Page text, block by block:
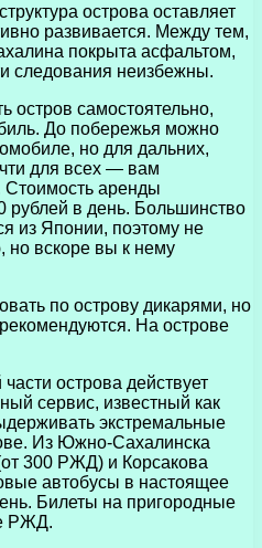
острова оставляет
развивается. Между тем,
покрыта асфальтом,
следования неизбежны.
остров самостоятельно,
До побережья можно
но для дальних,
для всех — вам
Стоимость аренды
рублей в день. Большинство
из Японии, поэтому не
но вскоре вы к нему
по острову дикарями, но
На острове
острова действует
сервис, известный как
экстремальные
Из Южно-Сахалинска
300 РЖД) и Корсакова
автобусы в настоящее
Билеты на пригородные
РЖД.